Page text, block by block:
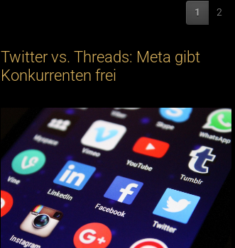
1 2
Twitter vs. Threads: Meta gibt
Konkurrenten frei